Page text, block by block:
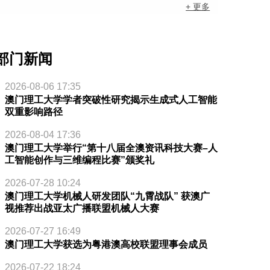
+ 更多
门新闻
2026-08-06 17:35
澳门理工大学学者突破性研究揭示生成式人工智能
双重影响路径
2026-08-04 17:36
澳门理工大学举行“第十八届全澳资讯科技大赛–人
工智能创作与三维编程比赛”颁奖礼
2026-07-28 10:24
澳门理工大学机械人研发团队“九霄战队” 获澳广
视推荐出战亚太广播联盟机械人大赛
2026-07-27 16:49
澳门理工大学获选为粤港澳高校联盟理事会成员
2026-07-22 18:24